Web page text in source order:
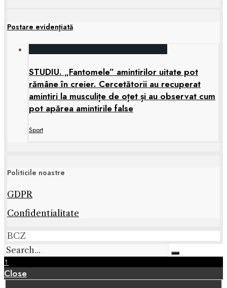
Postare evidenţiată
STUDIU. „Fantomele” amintirilor uitate pot
rămâne în creier. Cercetătorii au recuperat
amintiri la musculițe de oțet și au observat cum
pot apărea amintirile false
Sport
Politicile noastre
GDPR
Confidentialitate
BCZ
↑
Close